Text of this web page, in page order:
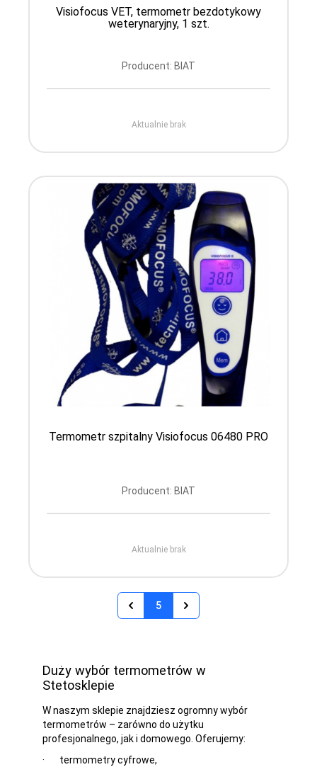
Visiofocus VET, termometr bezdotykowy
weterynaryjny, 1 szt.
Producent: BIAT
Aktualnie brak
Termometr szpitalny Visiofocus 06480 PRO
Producent: BIAT
Aktualnie brak
5
Duży wybór termometrów w
Stetosklepie
W naszym sklepie znajdziesz ogromny wybór
termometrów – zarówno do użytku
profesjonalnego, jak i domowego. Oferujemy:
· termometry cyfrowe,